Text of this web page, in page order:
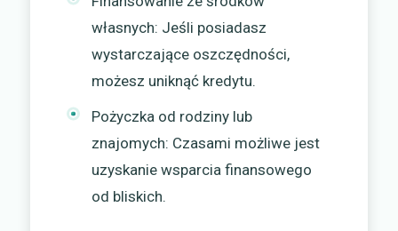
własnych: Jeśli posiadasz
wystarczające oszczędności,
możesz uniknąć kredytu.
Pożyczka od rodziny lub
znajomych: Czasami możliwe jest
uzyskanie wsparcia finansowego
od bliskich.